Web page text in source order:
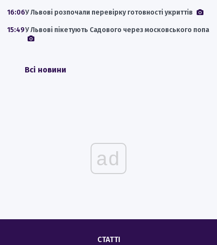
16:06У Львові розпочали перевірку готовності укриттів
15:49У Львові пікетують Садового через московського попа
Всі новини
ad
СТАТТІ